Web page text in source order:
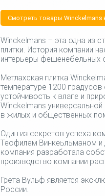
Смотреть товары Winckelmans
Winckelmans – эта одна из
плитки. История компании
интерьеры фешенебельных
Метлахская плитка
температуре 1200
устойчивость к влаге и
Winckelmans
в жилых и общественных
Один из секретов успеха
Теофилем Винкеьльманом и
компания разработала
производство компании
Грета Вульф является
России.